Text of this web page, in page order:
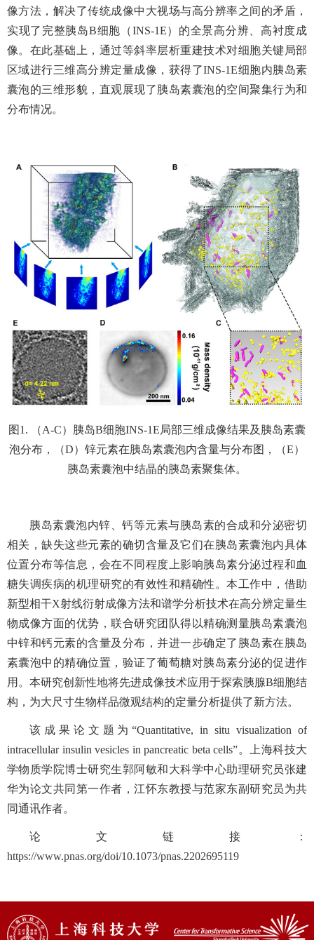
像方法，解决了传统成像中大视场与高分辨率之间的矛盾，
实现了完整胰岛B细胞（INS-1E）的全景高分辨、高衬度成
像。在此基础上，通过等斜率层析重建技术对细胞关键局部
区域进行三维高分辨定量成像 ，获得了INS-1E细胞内胰岛素
囊泡的三维形貌，直观展现了胰岛素囊泡的空间聚集行为和
分布情况。
图 1. （A-C）胰岛B细胞INS-1E局部三维成像结果及 胰岛素囊
泡分布，（D）锌元素在胰岛素囊泡内含量与分布图，（E）
胰岛素囊泡中结晶的胰岛素聚集体。
胰岛素囊泡内锌、钙等元素与胰岛素的合成和分泌密切
相关，缺失这些元素的确切含量及它们在胰岛素囊泡内具体
位置分布等信息 ，会在不同程度上影响胰岛素分泌过程和血
糖失调疾病的机理研究的有效性和精确性。本工作中，借助
新型相干X射线衍射成像方法和谱学分析技术在高分辨定量生
物成像方面的优势 ，联合研究团队得以精确测量胰岛素囊泡
中锌和钙元素的含量及分布 ，并进一步确定了 胰岛素在胰岛
素囊泡中的精确位置 ， 验证了葡萄糖对胰岛素分泌的促进作
用 。本研究创新性地将先进成像技术应用于探索胰腺B细胞结
构 ，为大尺寸生物样品微观结构的定量分析提供了新方法。
该成果论文题为“Quantitative, in situ visualization of
intracellular insulin vesicles in pancreatic beta cells”。上海科技大
学物质学院博士研究生郭阿敏和大科学中心助理研究员张建
华为论文共同第一作者，江怀东教授与范家东副研究员为共
同通讯作者。
论文链接：
https://www.pnas.org/doi/10.1073/pnas.2202695119